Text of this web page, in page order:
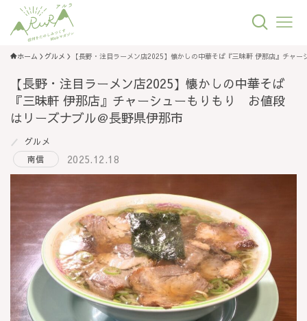
ホーム グルメ 【長野・注目ラーメン店2025】懐かしの中華そば『三昧軒 伊那店』チャ
【長野・注目ラーメン店2025】懐かしの中華そば
『三昧軒 伊那店』チャーシューもりもり お値段
はリーズナブル＠長野県伊那市
グルメ
南信
2025.12.18